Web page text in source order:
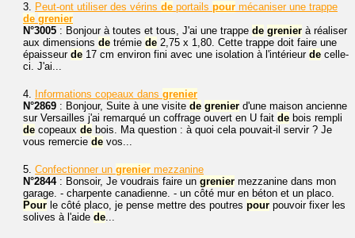
3. Peut-ont utiliser des vérins de portails pour mécaniser une trappe
de grenier
N°3005 : Bonjour à toutes et tous, J'ai une trappe de grenier à réaliser
aux dimensions de trémie de 2,75 x 1,80. Cette trappe doit faire une
épaisseur de 17 cm environ fini avec une isolation à l'intérieur de celle-
ci. J'ai...
4. Informations copeaux dans grenier
N°2869 : Bonjour, Suite à une visite de grenier d'une maison ancienne
sur Versailles j'ai remarqué un coffrage ouvert en U fait de bois rempli
de copeaux de bois. Ma question : à quoi cela pouvait-il servir ? Je
vous remercie de vos...
5. Confectionner un grenier mezzanine
N°2844: Bonsoir, Je voudrais faire un grenier mezzanine dans mon
garage. - charpente canadienne. - un côté mur en béton et un placo.
Pour le côté placo, je pense mettre des poutres pour pouvoir fixer les
solives à l'aide de...